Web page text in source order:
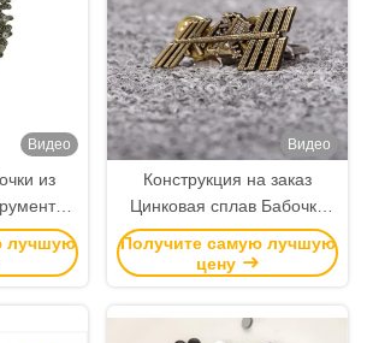
Видео
из
мм,
латунь
лучшую
Видео
Конструкция на заказ
Цинковая сплав Бабочка
сцепление Задние щитки
Лапель щитки значок
Получите самую лучшую
цену